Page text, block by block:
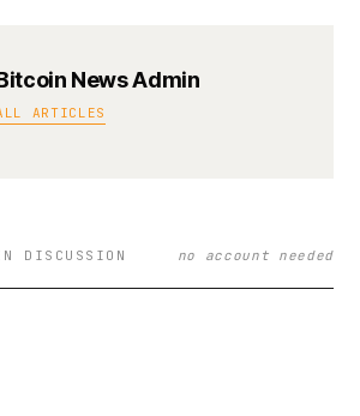
News Admin
ARTICLES
DISCUSSION no account needed